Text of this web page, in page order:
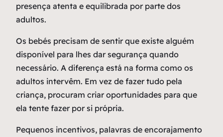
presença atenta e equilibrada por parte dos
adultos.
Os bebés precisam de sentir que existe alguém
disponível para lhes dar segurança quando
necessário. A diferença está na forma como os
adultos intervêm. Em vez de fazer tudo pela
criança, procuram criar oportunidades para que
ela tente fazer por si própria.
Pequenos incentivos, palavras de encorajamento